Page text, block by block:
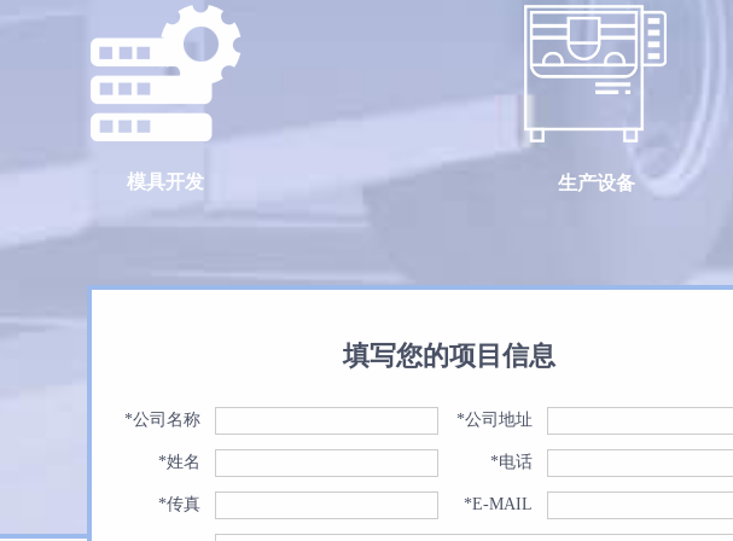
模具开发 生产设备
填写您的项目信息
*公司名称 *公司地址
*姓名 *电话
*传真 *E-MAIL